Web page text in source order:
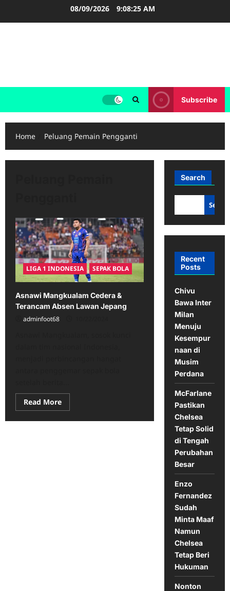
08/09/2026 9:08:25 AM
Subscribe
Home Peluang Pemain Pengganti
LIGA 1 INDONESIA SEPAK BOLA
Asnawi Mangkualam Cedera &
Terancam Absen Lawan Jepang
adminfoot68
Read MoreRead
more
Asnawi
Search
Recent
Posts
Chivu
Bawa Inter
Milan
Menuju
Kesempur
naan di
Musim
Perdana
McFarlane
Pastikan
Chelsea
Tetap Solid
di Tengah
Perubahan
Besar
Enzo
Fernandez
Sudah
Minta Maaf
Namun
Chelsea
Tetap Beri
Hukuman
Nonton